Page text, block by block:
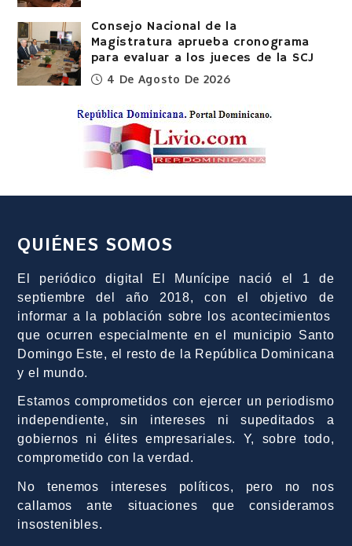
Consejo Nacional de la
Magistratura aprueba cronograma
para evaluar a los jueces de la SCJ
4 De Agosto De 2026
QUIÉNES SOMOS
El periódico digital El Munícipe nació el 1 de
septiembre del año 2018, con el objetivo de
informar a la población sobre los acontecimientos
que ocurren especialmente en el municipio Santo
Domingo Este, el resto de la República Dominicana
y el mundo.
Estamos comprometidos con ejercer un periodismo
independiente, sin intereses ni supeditados a
gobiernos ni élites empresariales. Y, sobre todo,
comprometido con la verdad.
No tenemos intereses políticos, pero no nos
callamos ante situaciones que consideramos
insostenibles.